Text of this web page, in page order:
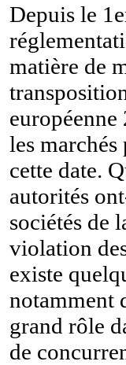
Depuis le
matière de
les
cette date.
autorités
sociétés de
violation
existe
notamment
grand rôle
de